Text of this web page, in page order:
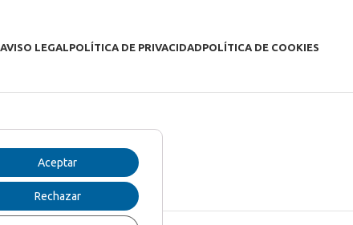
AVISO LEGAL POLÍTICA DE PRIVACIDADPOLÍTICA DE COOKIES
Aceptar
Rechazar